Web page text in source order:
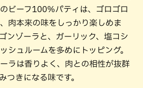
ビーフ100%パティは、ゴロゴロ
肉本来の味をしっかり楽しめま
ンゾーラと、ガーリック、塩コシ
シュルームを多めにトッピング。
ラは香りよく、肉との相性が抜群
つきになる味です。